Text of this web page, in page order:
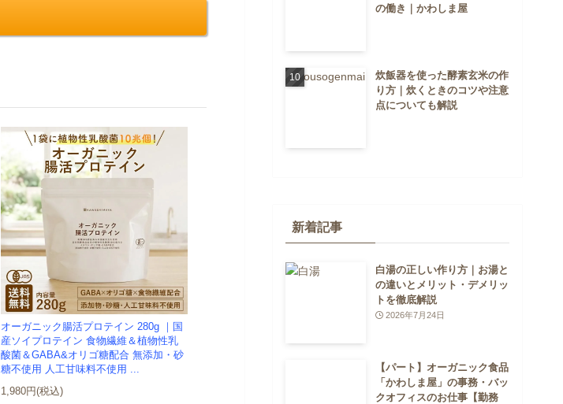
オーガニック腸活プロテイン 280g ｜国
産ソイプロテイン 食物繊維＆植物性乳
酸菌＆GABA&オリゴ糖配合 無添加・砂
糖不使用 人工甘味料不使用 ...
1,980円(税込)
の働き｜かわしま屋
炊飯器を使った酵素玄米の作
り方｜炊くときのコツや注意
点についても解説
新着記事
白湯の正しい作り方｜お湯と
の違いとメリット・デメリッ
トを徹底解説
2026年7月24日
【パート】オーガニック食品
「かわしま屋」の事務・バッ
クオフィスのお仕事【勤務